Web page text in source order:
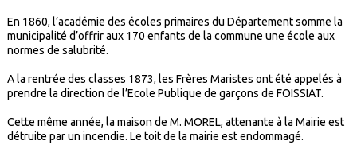
En 1860, l’académie des écoles primaires du Département somme la
municipalité d’offrir aux 170 enfants de la commune une école aux
normes de salubrité.
A la rentrée des classes 1873, les Frères Maristes ont été appelés à
prendre la direction de l’Ecole Publique de garçons de FOISSIAT.
Cette même année, la maison de M. MOREL, attenante à la Mairie est
détruite par un incendie. Le toit de la mairie est endommagé.